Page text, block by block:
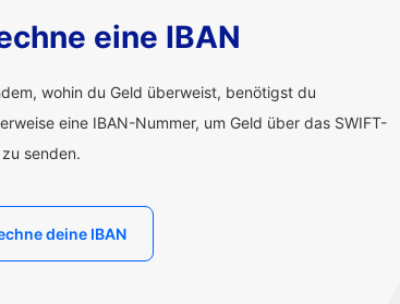
eine IBAN
wohin du Geld überweist, benötigst du
eine IBAN-Nummer, um Geld über das SWIFT-
senden.
deine IBAN